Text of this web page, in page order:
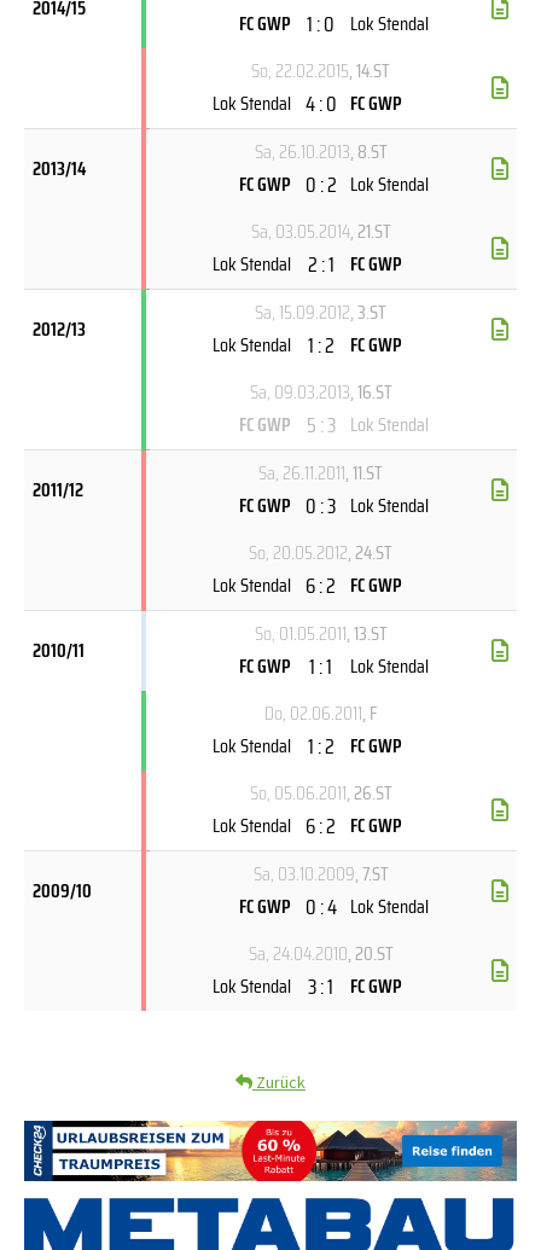
2014/15
FC GWP 1 : 0 Lok Stendal
So, 22.02.2015, 14.ST
Lok Stendal 4 : 0 FC GWP
2013/14
Sa, 26.10.2013, 8.ST
FC GWP 0 : 2 Lok Stendal
Sa, 03.05.2014, 21.ST
Lok Stendal 2 : 1 FC GWP
2012/13
Sa, 15.09.2012, 3.ST
Lok Stendal 1 : 2 FC GWP
Sa, 09.03.2013, 16.ST
FC GWP 5 : 3 Lok Stendal
2011/12
Sa, 26.11.2011, 11.ST
FC GWP 0 : 3 Lok Stendal
So, 20.05.2012, 24.ST
Lok Stendal 6 : 2 FC GWP
2010/11
So, 01.05.2011, 13.ST
FC GWP 1 : 1
Lok Stendal
Do, 02.06.2011, F
Lok Stendal 1 : 2 FC GWP
So, 05.06.2011, 26.ST
Lok Stendal 6 : 2 FC GWP
2009/10
Sa, 03.10.2009, 7.ST
FC GWP 0 : 4 Lok Stendal
Sa, 24.04.2010, 20.ST
Lok Stendal 3 : 1 FC GWP
Zurück